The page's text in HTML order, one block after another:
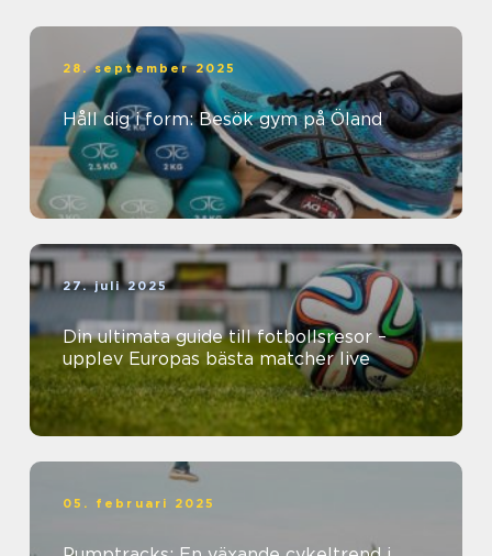
28. september 2025
Håll dig i form: Besök gym på Öland
27. juli 2025
Din ultimata guide till fotbollsresor –
upplev Europas bästa matcher live
05. februari 2025